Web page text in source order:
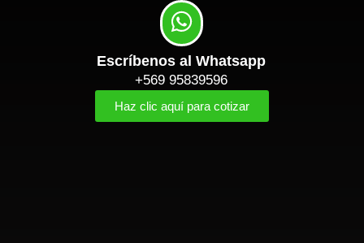
Escríbenos al Whatsapp
+569 95839596
Haz clic aquí para cotizar